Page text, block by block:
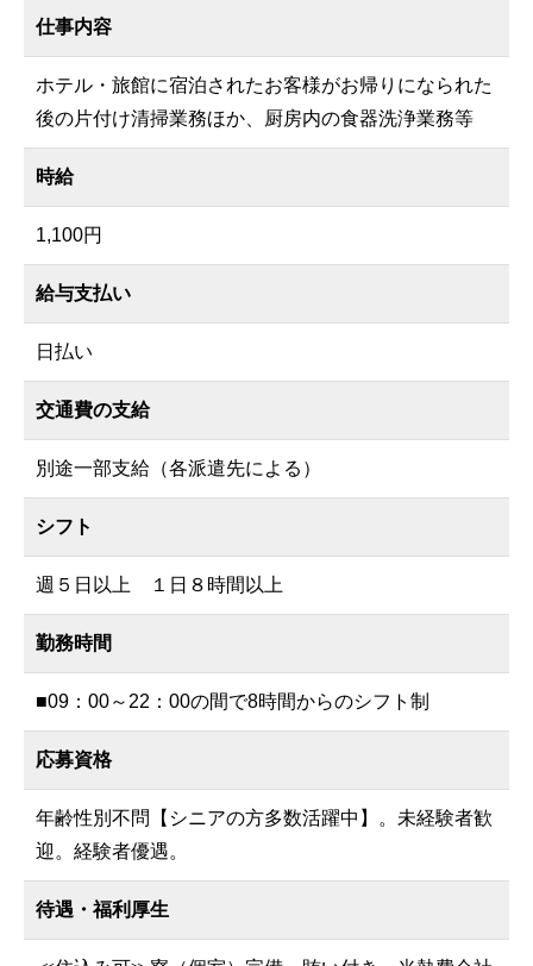
仕事内容
ホテル・旅館に宿泊されたお客様がお帰りになられた
後の片付け清掃業務ほか、厨房内の食器洗浄業務等
時給
1,100円
給与支払い
日払い
交通費の支給
別途一部支給（各派遣先による）
シフト
週５日以上 １日８時間以上
勤務時間
■09：00～22：00の間で8時間からのシフト制
応募資格
年齢性別不問【シニアの方多数活躍中】。未経験者歓
迎。経験者優遇。
待遇・福利厚生